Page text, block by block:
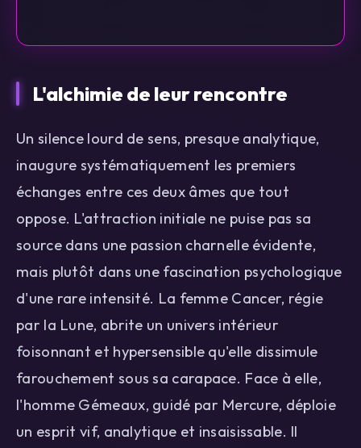
L'alchimie de leur rencontre
Un silence lourd de sens, presque analytique,
inaugure systématiquement les premiers
échanges entre ces deux âmes que tout
oppose. L'attraction initiale ne puise pas sa
source dans une passion charnelle évidente,
mais plutôt dans une fascination psychologique
d'une rare intensité. La femme Cancer, régie
par la Lune, abrite un univers intérieur
foisonnant et hypersensible qu'elle dissimule
farouchement sous sa carapace. Face à elle,
l'homme Gémeaux, guidé par Mercure, déploie
un esprit vif, analytique et insaisissable. Il